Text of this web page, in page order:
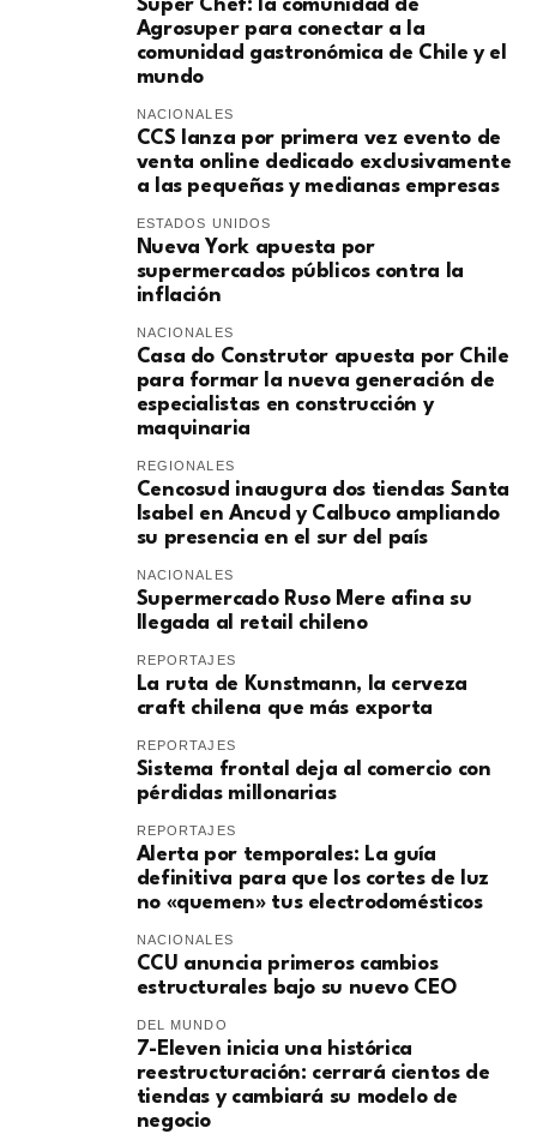
Super Chef: la comunidad de
Agrosuper para conectar a la
comunidad gastronómica de Chile y el
mundo
NACIONALES
CCS lanza por primera vez evento de
venta online dedicado exclusivamente
a las pequeñas y medianas empresas
ESTADOS UNIDOS
Nueva York apuesta por
supermercados públicos contra la
inflación
NACIONALES
Casa do Construtor apuesta por Chile
para formar la nueva generación de
especialistas en construcción y
maquinaria
REGIONALES
Cencosud inaugura dos tiendas Santa
Isabel en Ancud y Calbuco ampliando
su presencia en el sur del país
NACIONALES
Supermercado Ruso Mere afina su
llegada al retail chileno
REPORTAJES
La ruta de Kunstmann, la cerveza
craft chilena que más exporta
REPORTAJES
Sistema frontal deja al comercio con
pérdidas millonarias
REPORTAJES
Alerta por temporales: La guía
definitiva para que los cortes de luz
no «quemen» tus electrodomésticos
NACIONALES
CCU anuncia primeros cambios
estructurales bajo su nuevo CEO
DEL MUNDO
7-Eleven inicia una histórica
reestructuración: cerrará cientos de
tiendas y cambiará su modelo de
negocio